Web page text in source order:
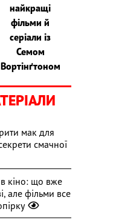
найкращі
фільми й
серіали із
Семом
Вортінґтоном
мак для
смачної
кіно: що вже
але фільми все